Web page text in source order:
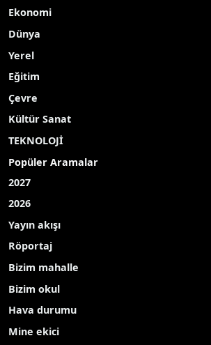
Ekonomi
Dünya
Yerel
Eğitim
Çevre
Kültür Sanat
TEKNOLOJİ
Popüler Aramalar
2027
2026
Yayın akışı
Röportaj
Bizim mahalle
Bizim okul
Hava durumu
Mine ekici